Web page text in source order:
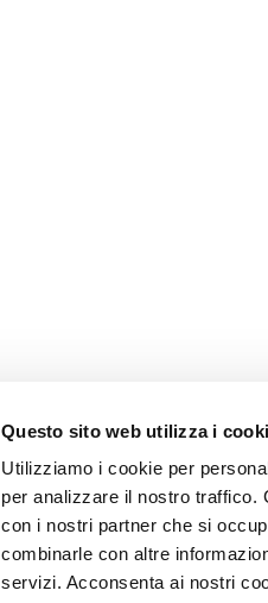
Questo sito web utilizza i
Utilizziamo i cookie per
per analizzare il nostro traffico.
con i nostri partner che si
combinarle con altre
servizi. Acconsenta ai nostri